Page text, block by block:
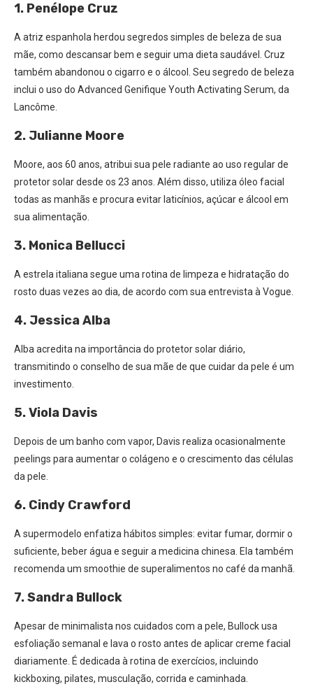
1. Penélope Cruz
A atriz espanhola herdou segredos simples de beleza de sua
mãe, como descansar bem e seguir uma dieta saudável. Cruz
também abandonou o cigarro e o álcool. Seu segredo de beleza
inclui o uso do Advanced Genifique Youth Activating Serum, da
Lancôme.
2. Julianne Moore
Moore, aos 60 anos, atribui sua pele radiante ao uso regular de
protetor solar desde os 23 anos. Além disso, utiliza óleo facial
todas as manhãs e procura evitar laticínios, açúcar e álcool em
sua alimentação.
3. Monica Bellucci
A estrela italiana segue uma rotina de limpeza e hidratação do
rosto duas vezes ao dia, de acordo com sua entrevista à Vogue.
4. Jessica Alba
Alba acredita na importância do protetor solar diário,
transmitindo o conselho de sua mãe de que cuidar da pele é um
investimento.
5. Viola Davis
Depois de um banho com vapor, Davis realiza ocasionalmente
peelings para aumentar o colágeno e o crescimento das células
da pele.
6. Cindy Crawford
A supermodelo enfatiza hábitos simples: evitar fumar, dormir o
suficiente, beber água e seguir a medicina chinesa. Ela também
recomenda um smoothie de superalimentos no café da manhã.
7. Sandra Bullock
Apesar de minimalista nos cuidados com a pele, Bullock usa
esfoliação semanal e lava o rosto antes de aplicar creme facial
diariamente. É dedicada à rotina de exercícios, incluindo
kickboxing, pilates, musculação, corrida e caminhada.